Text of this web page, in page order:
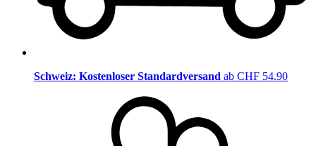
Schweiz: Kostenloser Standardversand ab CHF 54.90